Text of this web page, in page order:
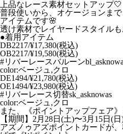
上品なレース素材セットアップ🤍
普段使いから、オケージョンま
アイテムです🌸
透け素材でレイヤードスタイル
●着用アイテム
DB2217/¥17,380(税込)
OB2217/¥19,580(税込)
#リバーレースバルーン
color:ベージュ,クロ
DE1494/¥21,780(税込)
OE1494/¥23,980(税込)
#リバーレース切替sk_asknowas
color:ベージュ,クロ
また、《ポイントアップフェア
【期間】2月28日(土)〜3月15日(日
アズノゥアズポイントカードが